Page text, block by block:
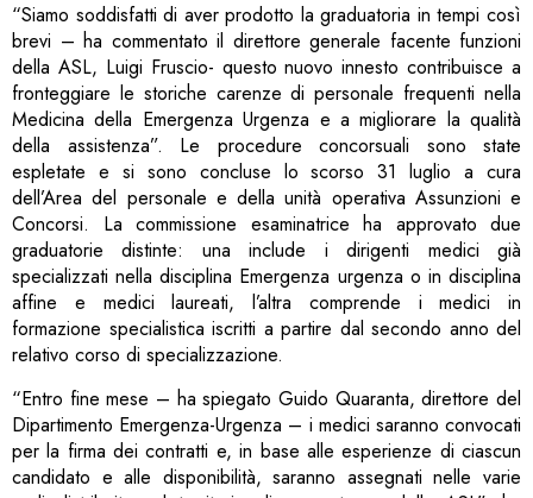
“Siamo soddisfatti di aver prodotto la graduatoria in tempi così
brevi – ha commentato il direttore generale facente funzioni
della ASL, Luigi Fruscio- questo nuovo innesto contribuisce a
fronteggiare le storiche carenze di personale frequenti nella
Medicina della Emergenza Urgenza e a migliorare la qualità
della assistenza”. Le procedure concorsuali sono state
espletate e si sono concluse lo scorso 31 luglio a cura
dell’Area del personale e della unità operativa Assunzioni e
Concorsi. La commissione esaminatrice ha approvato due
graduatorie distinte: una include i dirigenti medici già
specializzati nella disciplina Emergenza urgenza o in disciplina
affine e medici laureati, l’altra comprende i medici in
formazione specialistica iscritti a partire dal secondo anno del
relativo corso di specializzazione.
“Entro fine mese – ha spiegato Guido Quaranta, direttore del
Dipartimento Emergenza-Urgenza – i medici saranno convocati
per la firma dei contratti e, in base alle esperienze di ciascun
candidato e alle disponibilità, saranno assegnati nelle varie